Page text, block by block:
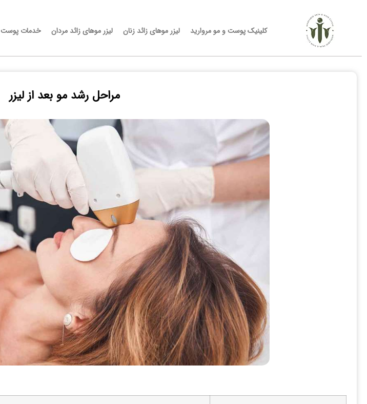
کلینیک پوست و مو مروارید لیزر موهای زائد زنان لیزر موهای زائد مردان خدمات پوست
مراحل رشد مو بعد از لیزر